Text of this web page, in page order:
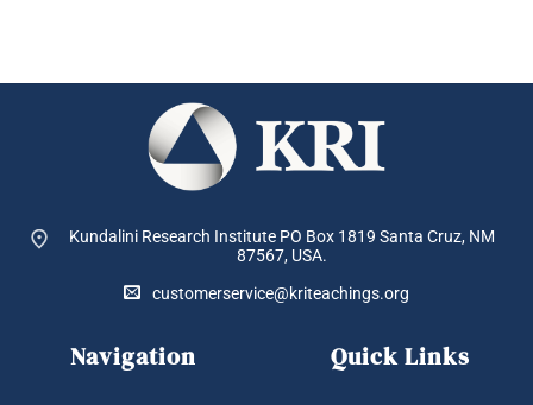
Kundalini Research Institute PO Box 1819 Santa Cruz, NM
87567, USA.
customerservice@kriteachings.org
Navigation Quick Links